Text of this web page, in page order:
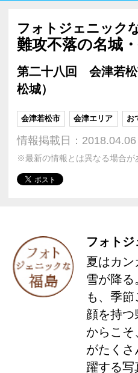
フォトジェニック
難攻不落の名城
第二十八回 会津若松
松城）
会津若松市 会津エリア お
情報掲載日：2018.04.06
※最新の情報とは異なる場合が
フォト
夏はカン
雪が降
も、季
顔を持
からこそ
がたく
躍する写